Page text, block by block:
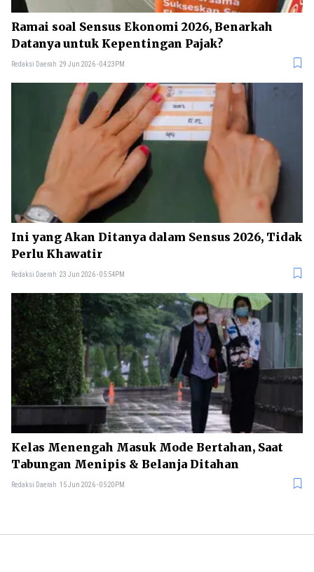
Ramai soal Sensus Ekonomi 2026, Benarkah
Datanya untuk Kepentingan Pajak?
Redaksi Daerah 29 Jun 2026 - 04:23PM
Ini yang Akan Ditanya dalam Sensus 2026, Tidak
Perlu Khawatir
Redaksi Daerah 23 Jun 2026 - 05:54PM
Kelas Menengah Masuk Mode Bertahan, Saat
Tabungan Menipis & Belanja Ditahan
Redaksi Daerah 15 Jun 2026 - 05:20PM